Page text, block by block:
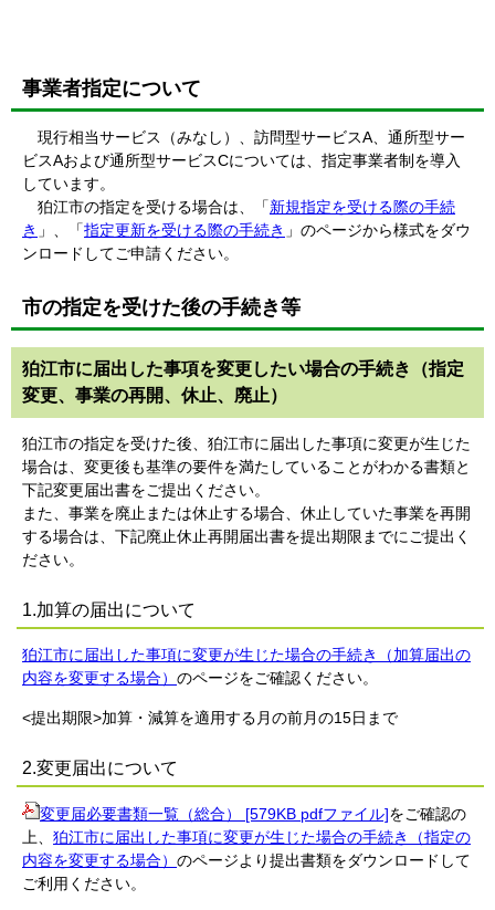
事業者指定について
現行相当サービス（みなし）、訪問型サービスA、通所型サー
ビスAおよび通所型サービスCについては、指定事業者制を導入
しています。
狛江市の指定を受ける場合は、「新規指定を受ける際の手続
き 」、「指定更新を受ける際の手続き 」のページから様式をダウ
ンロードしてご申請ください。
市の指定を受けた後の手続き等
狛江市に届出した事項を変更したい場合の手続き（指定
変更、事業の再開、休止、廃止）
狛江市の指定を受けた後、狛江市に届出した事項に変更が生じた
場合は、変更後も基準の要件を満たしていることがわかる書類と
下記変更届出書をご提出ください。
また、事業を廃止または休止する場合、休止していた事業を再開
する場合は、下記廃止休止再開届出書を提出期限までにご提出く
ださい。
1.加算の届出について
狛江市に届出した事項に変更が生じた場合の手続き（加算届出の
内容を変更する場合） のページをご確認ください。
<提出期限>加算・減算を適用する月の前月の15日まで
2.変更届出について
変更届必要書類一覧（総合） [579KB pdfファイル]をご確認の
上、 狛江市に届出した事項に変更が生じた場合の手続き（指定の
内容を変更する場合） のページより提出書類をダウンロードして
ご利用ください。